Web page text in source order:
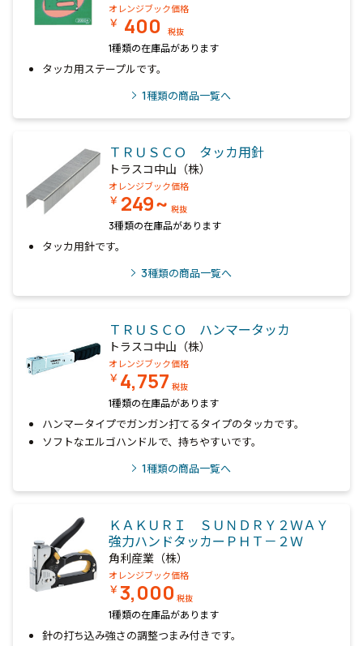
オレンジブック価格
￥ 400 税抜
1種類の在庫品があります
タッカ用ステープルです。
1種類の商品一覧へ
ＴＲＵＳＣＯ タッカ用針
トラスコ中山（株）
オレンジブック価格
￥ 249~ 税抜
3種類の在庫品があります
タッカ用針です。
3種類の商品一覧へ
ＴＲＵＳＣＯ ハンマータッカ
トラスコ中山（株）
オレンジブック価格
￥ 4,757 税抜
1種類の在庫品があります
ハンマータイプでガンガン打てるタイプのタッカです。
ソフトなエルゴハンドルで、持ちやすいです。
1種類の商品一覧へ
ＫＡＫＵＲＩ ＳＵＮＤＲＹ２ＷＡＹ
強力ハンドタッカーＰＨＴ－２Ｗ
角利産業（株）
オレンジブック価格
￥3,000 税抜
1種類の在庫品があります
針の打ち込み強さの調整つまみ付きです。